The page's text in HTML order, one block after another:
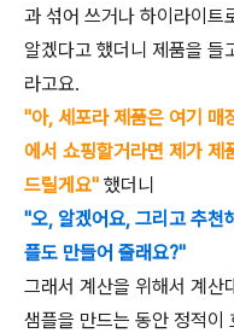
과 섞어 쓰거나 하이라이트
알겠다고 했더니 제품을 들
라고요.
"아, 세포라 제품은 여기 매
에서 쇼핑할거라면 제가 제
드릴게요" 했더니
"오, 알겠어요, 그리고 추천
플도 만들어 줄래요?"
그래서 계산을 위해서 계산
샘플을 만드는 동안 정적이